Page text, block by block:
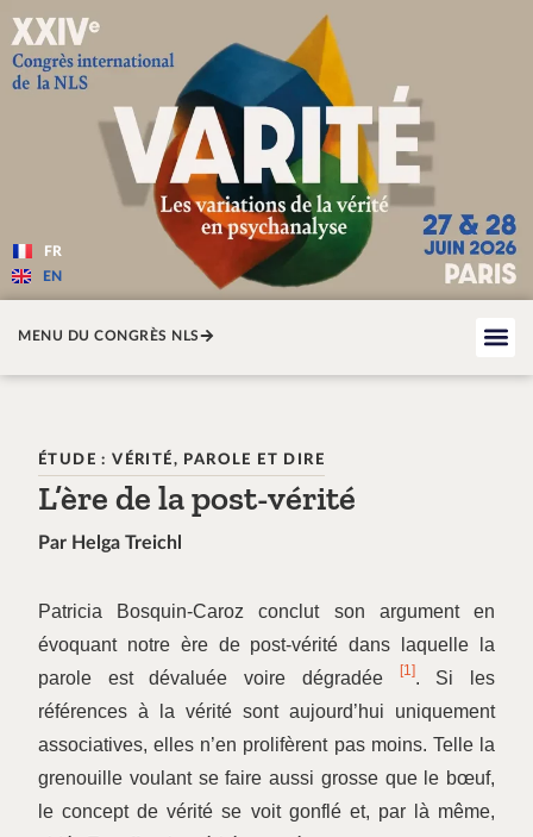
Varité — Les variations de la
FR
EN
MENU DU CONGRÈS NLS
ÉTUDE : VÉRITÉ, PAROLE ET DIRE
L’ère de la post-vérité
Par Helga Treichl
Patricia Bosquin-Caroz conclut son argument en
évoquant notre ère de post-vérité dans laquelle la
parole est dévaluée voire dégradée
[1]. Si les
références à la vérité sont aujourd’hui uniquement
associatives, elles n’en prolifèrent pas moins. Telle la
grenouille voulant se faire aussi grosse que le bœuf,
le concept de vérité se voit gonflé et, par là même,